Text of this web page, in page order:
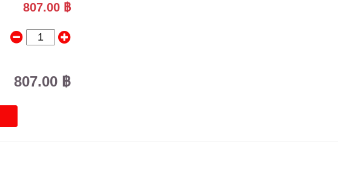
807.00 ฿
807.00 ฿